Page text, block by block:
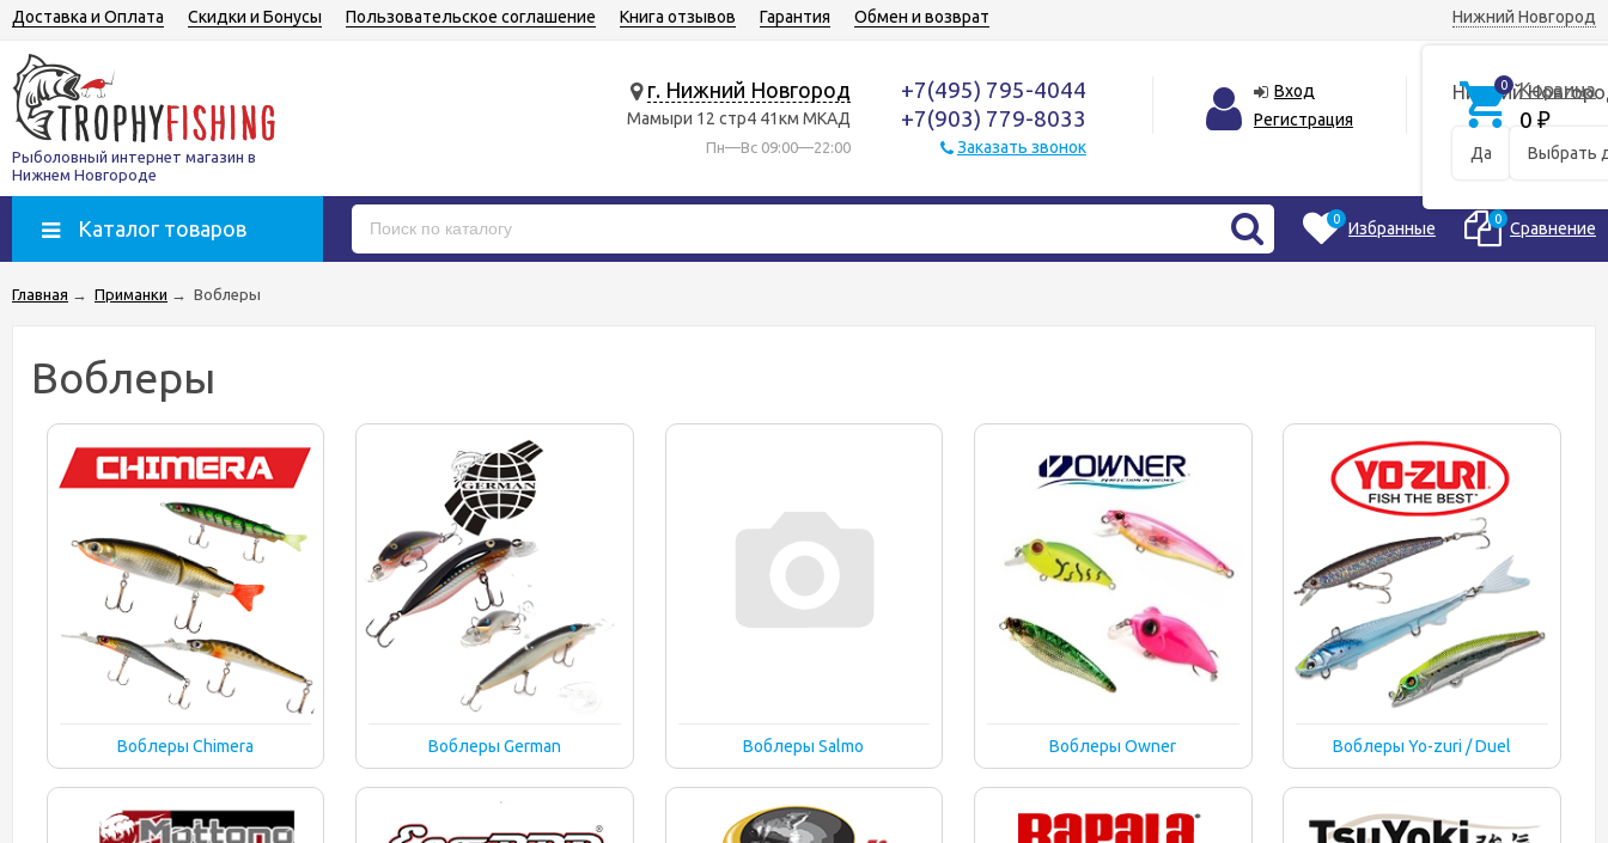
Нижний Новгород
Нижний
Да Выбрать
Доставка и Оплата Скидки и Бонусы Пользовательское соглашение Книга отзывов Гарантия Обмен и возврат
Рыболовный интернет магазин в
Нижнем Новгороде
г. Нижний Новгород
Мамыри 12 стр4 41км МКАД
Пн—Вс 09:00—22:00
+7(495) 795-4044
+7(903) 779-8033
Заказать звонок
Вход
Регистрация
0 Корзина
0 ₽
Каталог товаров 0 Избранные 0 Сравнение
Главная → Приманки → Воблеры
Воблеры
Воблеры Chimera Воблеры German Воблеры Salmo Воблеры Owner Воблеры Yo-zuri / Duel